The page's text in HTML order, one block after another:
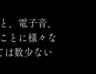
、電子音、
とに様々な
は数少ない